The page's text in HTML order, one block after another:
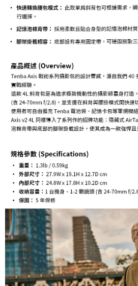
５．嚴禁一人註冊多個帳號或使用他人資訊
恩沛科技股份有限公司將有權停止該用戶之使